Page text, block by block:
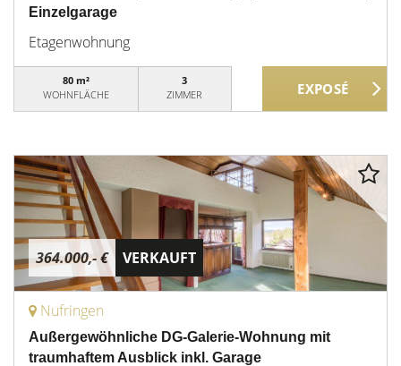
Einzelgarage
Etagenwohnung
80 m²
WOHNFLÄCHE
3
ZIMMER
364.000,- € VERKAUFT
Nufringen
Außergewöhnliche DG-Galerie-Wohnung mit
traumhaftem Ausblick inkl. Garage